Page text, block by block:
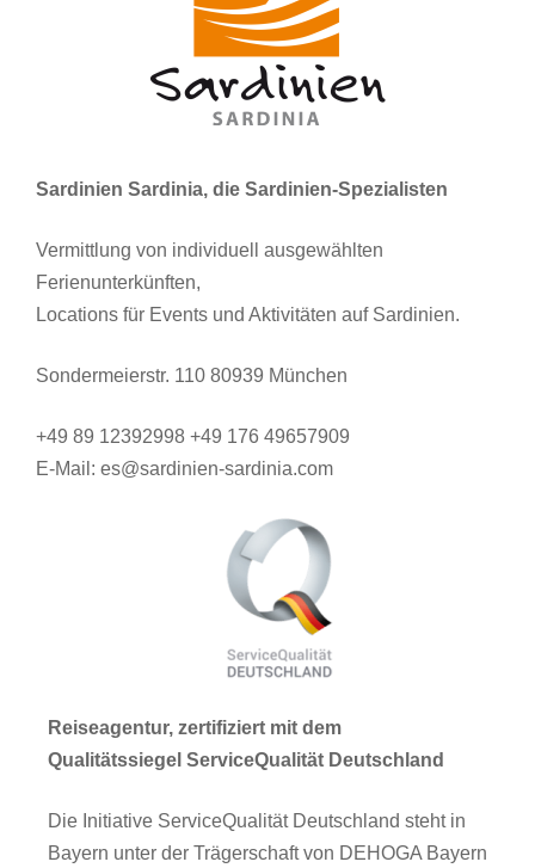
Sardinien Sardinia, die Sardinien-Spezialisten
Vermittlung von individuell ausgewählten
Ferienunterkünften,
Locations für Events und Aktivitäten auf Sardinien.
Sondermeierstr. 110 80939 München
+49 89 12392998 +49 176 49657909
E-Mail: es@sardinien-sardinia.com
Reiseagentur, zertifiziert mit dem
Qualitätssiegel ServiceQualität Deutschland
Die Initiative ServiceQualität Deutschland steht in
Bayern unter der Trägerschaft von DEHOGA Bayern